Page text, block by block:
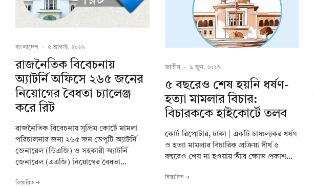
বাংলাদেশ · ৫ আগস্ট, ২০২৬
রাজনৈতিক বিবেচনায়
অ‍্যাটর্নি অফিসে ২৬৫ জনের
নিয়োগের বৈধতা চ্যালেঞ্জ
করে রিট
রাজনৈতিক বিবেচনায় সুপ্রিম কোর্টে মামলা
পরিচালনার জন্য ২৬৫ জন ডেপুটি অ্যাটর্নি
জেনারেল (ডিএজি) ও সহকারী অ্যাটর্নি
জেনারেল (এএজি) নিয়োগের বৈধতা...
বিস্তারিত ➔
জাতীয় · ৯ জুন, ২০২৬
৫ বছরেও শেষ হয়নি ধর্ষণ-
হত্যা মামলার বিচার:
বিচারককে হাইকোর্টে তলব
কোর্ট রিপোর্টার, ঢাকা | একটি চাঞ্চল্যকর ধর্ষণ
ও হত্যা মামলার বিচারিক প্রক্রিয়া দীর্ঘ ৫
বছরেও শেষ না হওয়ায় তীব্র ক্ষোভ প্রকাশ...
বিস্তারিত ➔